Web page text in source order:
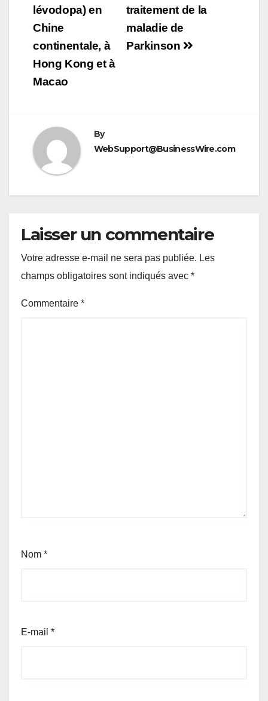
traitement de la
maladie de
Parkinson
lévodopa) en
Chine
continentale, à
Hong Kong et à
Macao
By
WebSupport@BusinessWire.com
Laisser un commentaire
Votre adresse e-mail ne sera pas publiée. Les
champs obligatoires sont indiqués avec *
Commentaire *
Nom *
E-mail *